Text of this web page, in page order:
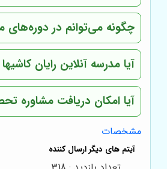
چگونه می‌توانم در دوره‌های
آیا مدرسه آنلاین رایان
آیا امکان دریافت مشاوره
مشخصات